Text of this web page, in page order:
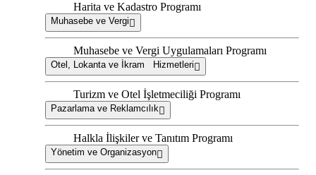
Harita ve Kadastro Programı
Muhasebe ve Vergi
Muhasebe ve Vergi Uygulamaları Programı
Otel, Lokanta ve İkram Hizmetleri
Turizm ve Otel İşletmeciliği Programı
Pazarlama ve Reklamcılık
Halkla İlişkiler ve Tanıtım Programı
Yönetim ve Organizasyon